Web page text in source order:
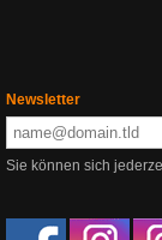
Newsletter
Sie können sich